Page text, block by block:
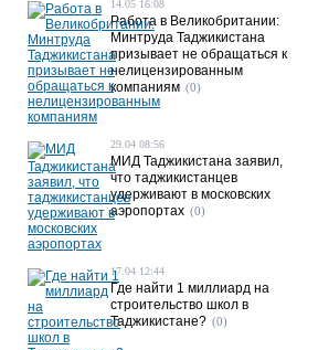
14.05 16:08
Работа в Великобритании:
Минтруда Таджикистана
призывает не обращаться к
нелицензированным
компаниям (0)
29.04 08:56
МИД Таджикистана заявил,
что таджикистанцев
удерживают в московских
аэропортах (0)
17.04 12:44
Где найти 1 миллиард на
строительство школ в
Таджикистане? (0)